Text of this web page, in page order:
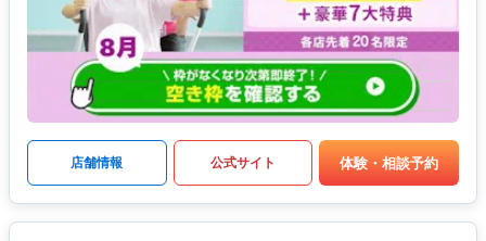
店舗情報 公式サイト 体験・相談予約